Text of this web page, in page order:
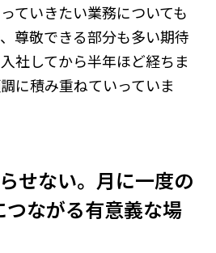
ていきたい業務についても
尊敬できる部分も多い期待
社してから半年ほど経ちま
に積み重ねていっていま
せない。月に一度の
ながる有意義な場